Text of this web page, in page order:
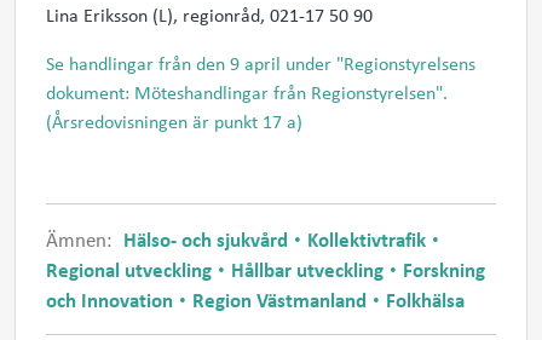
Lina Eriksson (L), regionråd, 021-17 50 90
Se handlingar från den 9 april under "Regionstyrelsens
dokument: Möteshandlingar från Regionstyrelsen".
(Årsredovisningen är punkt 17 a)
Ämnen: Hälso- och sjukvård
Kollektivtrafik
Regional utveckling
Hållbar utveckling
Forskning
och Innovation
Region Västmanland Folkhälsa